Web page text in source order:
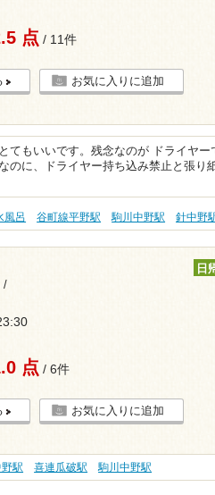
点 / 11件
お気に入りに追加
てもいいです。残念なのが ドライヤー
のに、ドライヤー持ち込み禁止と張り
風呂 谷町線平野駅 駒川中野駅 針中野
/
日
点 / 6件
お気に入りに追加
駅 喜連瓜破駅 駒川中野駅